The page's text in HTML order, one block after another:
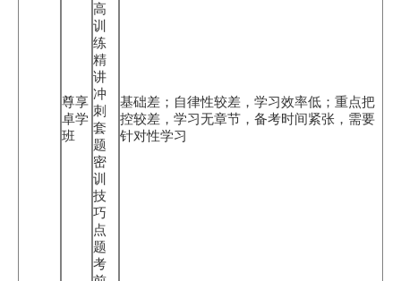
尊享
卓学
班
高
训
练
精
讲
冲
刺
套
题
密
训
技
巧
点
题
考
基础差；自律性较差，学习效率低；重点把
控较差，学习无章节，备考时间紧张，需要
针对性学习